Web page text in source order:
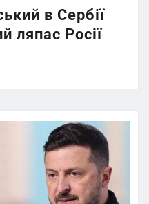
в Сербії
ляпас Росії